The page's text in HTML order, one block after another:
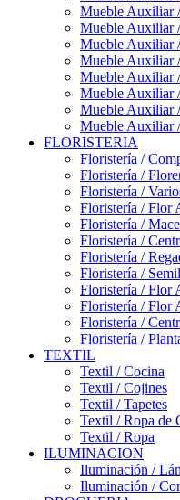
Mueble Auxiliar
Mueble Auxiliar
Mueble Auxiliar
Mueble Auxiliar
Mueble Auxiliar
Mueble Auxiliar
Mueble Auxiliar
Mueble Auxiliar
FLORISTERIA
Floristería /
Floristería /
Floristería /
Floristería / Flor
Floristería /
Floristería /
Floristería /
Floristería /
Floristería / Flor
Floristería / Flor
Floristería /
Floristería /
TEXTIL
Textil / Cocina
Textil / Cojines
Textil / Tapetes
Textil / Ropa de
Textil / Ropa
ILUMINACION
Iluminación /
Iluminación /